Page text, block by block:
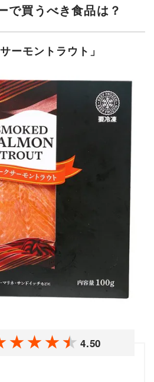
で買うべき食品は？
ーモントラウト」
4.50